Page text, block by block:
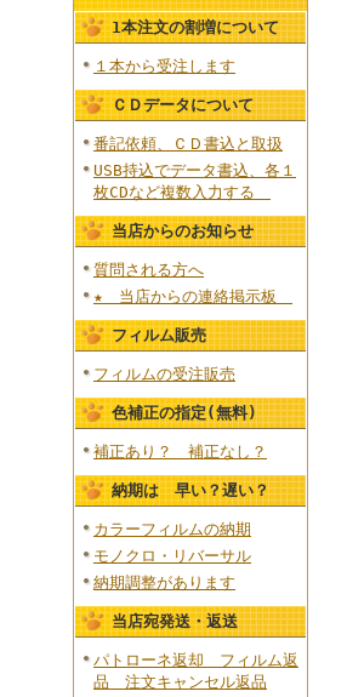
1本注文の割増について
１本から受注します
ＣＤデータについて
番記依頼、ＣＤ書込と取扱
USB持込でデータ書込、各１
枚CDなど複数入力する
当店からのお知らせ
質問される方へ
★ 当店からの連絡掲示板
フィルム販売
フィルムの受注販売
色補正の指定(無料)
補正あり？ 補正なし？
納期は 早い？遅い？
カラーフィルムの納期
モノクロ・リバーサル
納期調整があります
当店宛発送・返送
パトローネ返却 フィルム返
品 注文キャンセル返品